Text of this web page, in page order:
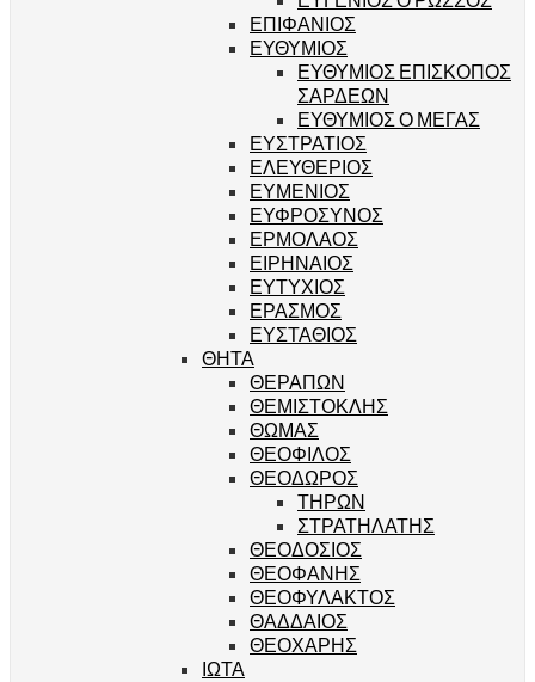
ΕΠΙΦΑΝΙΟΣ
ΕΥΘΥΜΙΟΣ
ΕΥΘΥΜΙΟΣ ΕΠΙΣΚΟΠΟΣ
ΣΑΡΔΕΩΝ
ΕΥΘΥΜΙΟΣ Ο ΜΕΓΑΣ
ΕΥΣΤΡΑΤΙΟΣ
ΕΛΕΥΘΕΡΙΟΣ
ΕΥΜΕΝΙΟΣ
ΕΥΦΡΟΣΥΝΟΣ
ΕΡΜΟΛΑΟΣ
ΕΙΡΗΝΑΙΟΣ
ΕΥΤΥΧΙΟΣ
ΕΡΑΣΜΟΣ
ΕΥΣΤΑΘΙΟΣ
ΘΗΤΑ
ΘΕΡΑΠΩΝ
ΘΕΜΙΣΤΟΚΛΗΣ
ΘΩΜΑΣ
ΘΕΟΦΙΛΟΣ
ΘΕΟΔΩΡΟΣ
ΤΗΡΩΝ
ΣΤΡΑΤΗΛΑΤΗΣ
ΘΕΟΔΟΣΙΟΣ
ΘΕΟΦΑΝΗΣ
ΘΕΟΦΥΛΑΚΤΟΣ
ΘΑΔΔΑΙΟΣ
ΘΕΟΧΑΡΗΣ
ΙΩΤΑ